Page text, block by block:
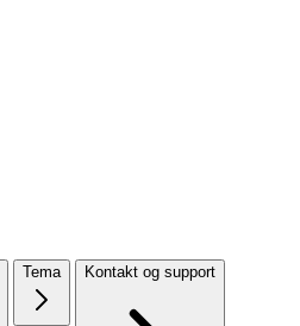
Tema Kontakt og support